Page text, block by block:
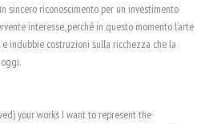
sincero riconoscimento per un investimento
interesse, perché in questo momento l’arte
indubbie costruzioni sulla ricchezza che la
your works I want to represent the